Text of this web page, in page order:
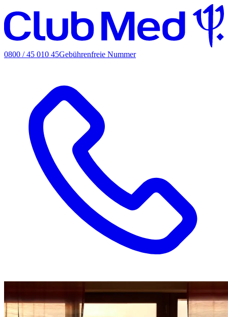
0800 / 45 010 45Gebührenfreie Nummer